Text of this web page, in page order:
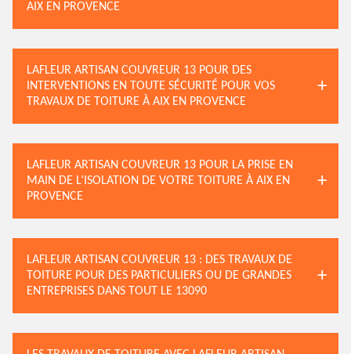
AIX EN PROVENCE
LAFLEUR ARTISAN COUVREUR 13 POUR DES
INTERVENTIONS EN TOUTE SÉCURITÉ POUR VOS
TRAVAUX DE TOITURE À AIX EN PROVENCE
LAFLEUR ARTISAN COUVREUR 13 POUR LA PRISE EN
MAIN DE L’ISOLATION DE VOTRE TOITURE À AIX EN
PROVENCE
LAFLEUR ARTISAN COUVREUR 13 : DES TRAVAUX DE
TOITURE POUR DES PARTICULIERS OU DE GRANDES
ENTREPRISES DANS TOUT LE 13090